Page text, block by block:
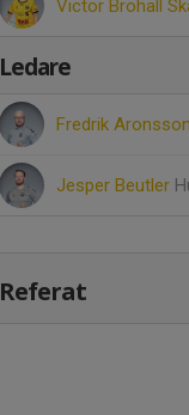
Victor Brohall
Ledare
Fredrik Aronsson
Jesper Beutler
Referat